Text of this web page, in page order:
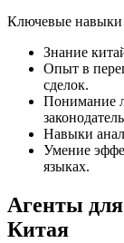
Ключевые навыки
Знание
Опыт в
сделок.
Понимание
Навыки
Умение
языках.
Агенты для
Китая